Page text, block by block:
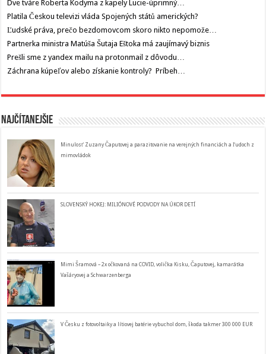
Dve tváre Roberta Kodyma z kapely Lucie-úprimný…
Platila Českou televizi vláda Spojených států amerických?
Ľudské práva, prečo bezdomovcom skoro nikto nepomože…
Partnerka ministra Matúša Šutaja Eštoka má zaujímavý biznis
Prešli sme z yandex mailu na protonmail z dôvodu…
Záchrana kúpeľov alebo získanie kontroly? Príbeh…
Najčítanejšie
Minulosť Zuzany Čaputovej a parazitovanie na verejných financiách a ľudoch z
mimovládok
SLOVENSKÝ HOKEJ: MILIÓNOVÉ PODVODY NA ÚKOR DETÍ
Mimi Šramová – 2x očkovaná na COVID, volička Kisku, Čaputovej, kamarátka
Vašáryovej a Schwarzenberga
V Česku z fotovoltaiky a lítiovej batérie vybuchol dom, škoda takmer 300 000 EUR